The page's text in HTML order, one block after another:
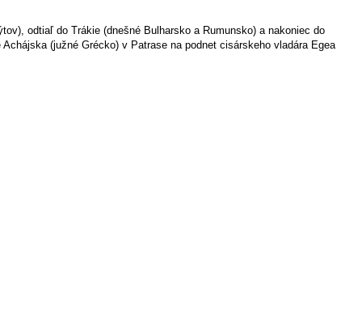
odtiaľ do Trákie (dnešné Bulharsko a Rumunsko) a nakoniec do
(južné Grécko) v Patrase na podnet cisárskeho vladára Egea